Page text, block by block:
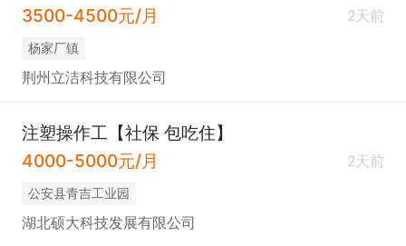
3500-4500元/月
2天前
杨家厂镇
荆州立洁科技有限公司
注塑操作工【社保 包吃住】
4000-5000元/月
2天前
公安县青吉工业园
湖北硕大科技发展有限公司